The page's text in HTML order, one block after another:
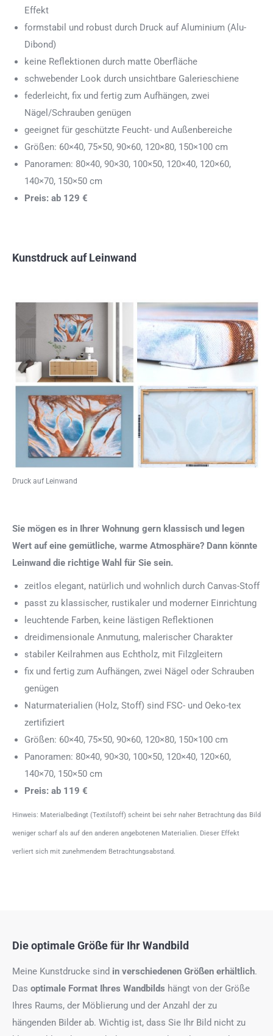
Effekt
formstabil und robust durch Druck auf Aluminium (Alu-
Dibond)
keine Reflektionen durch matte Oberfläche
schwebender Look durch unsichtbare Galerieschiene
federleicht, fix und fertig zum Aufhängen, zwei
Nägel/Schrauben genügen
geeignet für geschützte Feucht- und Außenbereiche
Größen: 60×40, 75×50, 90×60, 120×80, 150×100 cm
Panoramen: 80×40, 90×30, 100×50, 120×40, 120×60,
140×70, 150×50 cm
Preis: ab 129 €
Kunstdruck auf Leinwand
Druck auf Leinwand
Sie mögen es in Ihrer Wohnung gern klassisch und legen
Wert auf eine gemütliche, warme Atmosphäre? Dann könnte
Leinwand die richtige Wahl für Sie sein.
zeitlos elegant, natürlich und wohnlich durch Canvas-Stoff
passt zu klassischer, rustikaler und moderner Einrichtung
leuchtende Farben, keine lästigen Reflektionen
dreidimensionale Anmutung, malerischer Charakter
stabiler Keilrahmen aus Echtholz, mit Filzgleitern
fix und fertig zum Aufhängen, zwei Nägel oder Schrauben
genügen
Naturmaterialien (Holz, Stoff) sind FSC- und Oeko-tex
zertifiziert
Größen: 60×40, 75×50, 90×60, 120×80, 150×100 cm
Panoramen: 80×40, 90×30, 100×50, 120×40, 120×60,
140×70, 150×50 cm
Preis: ab 119 €
Hinweis: Materialbedingt (Textilstoff) scheint bei sehr naher Betrachtung das Bild
weniger scharf als auf den anderen angebotenen Materialien. Dieser Effekt
verliert sich mit zunehmendem Betrachtungsabstand.
Die optimale Größe für Ihr Wandbild
Meine Kunstdrucke sind in verschiedenen Größen erhältlich.
Das optimale Format Ihres Wandbilds hängt von der Größe
Ihres Raums, der Möblierung und der Anzahl der zu
hängenden Bilder ab. Wichtig ist, dass Sie Ihr Bild nicht zu